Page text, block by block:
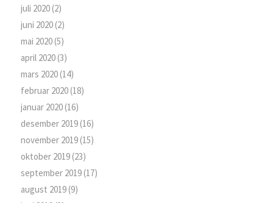
juli 2020(2)
juni 2020(2)
mai 2020(5)
april 2020(3)
mars 2020(14)
februar 2020(18)
januar 2020(16)
desember 2019(16)
november 2019(15)
oktober 2019(23)
september 2019(17)
august 2019(9)